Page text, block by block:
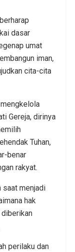
dasar
umat
iman,
cita-cita
Gereja, dirinya
Tuhan,
benar
rakyat.
saat menjadi
hak
diberikan
perilaku dan